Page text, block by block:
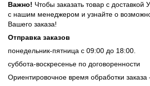
Важно! Чтобы заказать товар с доставкой
с нашим менеджером и узнайте о
Вашего заказа!
Отправка заказов
понедельник-пятница с 09:00 до 18:00.
суббота-воскресенье по договоренности
Ориентировочное время обработки